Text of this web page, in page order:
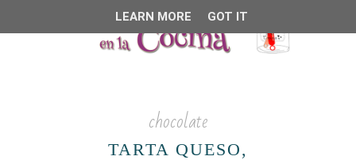
chocolate
TARTA QUESO,
LEARN MORE GOT IT